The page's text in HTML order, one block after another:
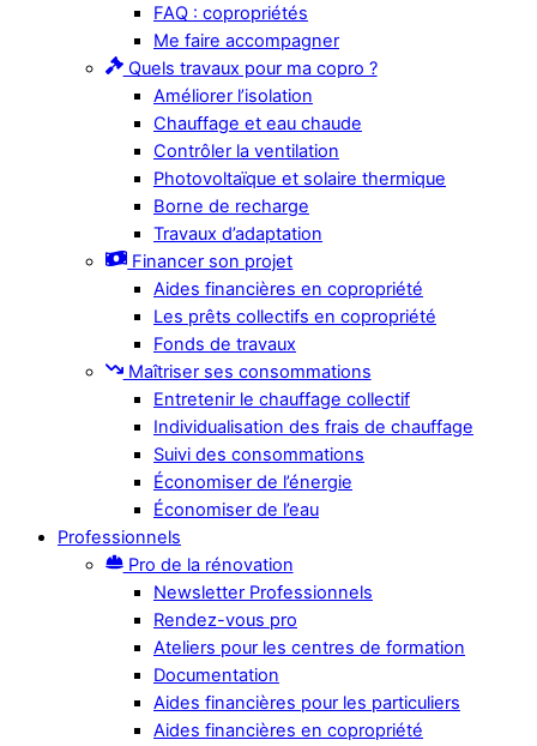
FAQ : copropriétés
Me faire accompagner
Quels travaux pour ma copro ?
Améliorer l’isolation
Chauffage et eau chaude
Contrôler la ventilation
Photovoltaïque et solaire thermique
Borne de recharge
Travaux d’adaptation
Financer son projet
Aides financières en copropriété
Les prêts collectifs en copropriété
Fonds de travaux
Maîtriser ses consommations
Entretenir le chauffage collectif
Individualisation des frais de chauffage
Suivi des consommations
Économiser de l’énergie
Économiser de l’eau
Professionnels
Pro de la rénovation
Newsletter Professionnels
Rendez-vous pro
Ateliers pour les centres de formation
Documentation
Aides financières pour les particuliers
Aides financières en copropriété